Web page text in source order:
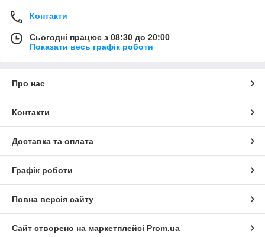
Контакти
Сьогодні працює з 08:30 до 20:00
Показати весь графік роботи
Про нас
Контакти
Доставка та оплата
Графік роботи
Повна версія сайту
Сайт створено на маркетплейсі Prom.ua